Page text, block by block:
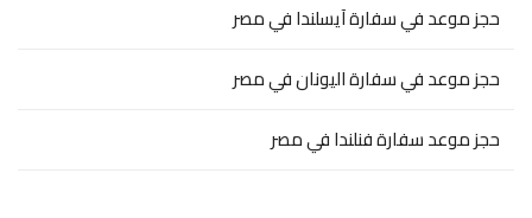
حجز موعد في سفارة آيسلندا في مصر
حجز موعد في سفارة اليونان في مصر
حجز موعد سفارة فنلندا في مصر